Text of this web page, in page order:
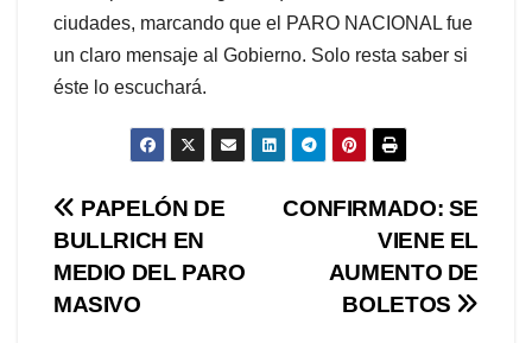
ciudades, marcando que el PARO NACIONAL fue
un claro mensaje al Gobierno. Solo resta saber si
éste lo escuchará.
Navegación
de
entradas
CONFIRMADO: SE
VIENE EL
AUMENTO DE
BOLETOS
PAPELÓN DE
BULLRICH EN
MEDIO DEL PARO
MASIVO